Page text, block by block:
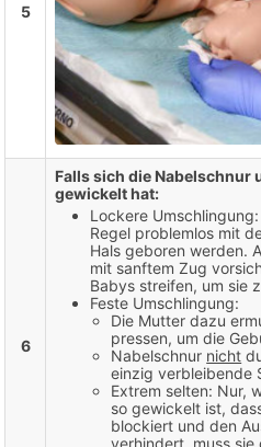
5
6
Falls sich die Nabelschnur
gewickelt hat:
Lockere
Regel problemlos mit
Hals geboren werden.
mit sanftem Zug
Babys streifen, um sie
Feste Umschlingung:
Die Mutter dazu
pressen, um die
Nabelschnur nicht
einzig verbleibende
Extrem selten: Nur,
so gewickelt ist,
blockiert und den
verhindert, muss sie